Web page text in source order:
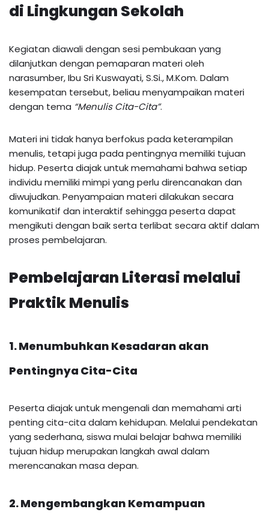
di Lingkungan Sekolah
Kegiatan diawali dengan sesi pembukaan yang
dilanjutkan dengan pemaparan materi oleh
narasumber, Ibu Sri Kuswayati, S.Si., M.Kom. Dalam
kesempatan tersebut, beliau menyampaikan materi
dengan tema “Menulis Cita-Cita”.
Materi ini tidak hanya berfokus pada keterampilan
menulis, tetapi juga pada pentingnya memiliki tujuan
hidup. Peserta diajak untuk memahami bahwa setiap
individu memiliki mimpi yang perlu direncanakan dan
diwujudkan. Penyampaian materi dilakukan secara
komunikatif dan interaktif sehingga peserta dapat
mengikuti dengan baik serta terlibat secara aktif dalam
proses pembelajaran.
Pembelajaran Literasi melalui
Praktik Menulis
1. Menumbuhkan Kesadaran akan
Pentingnya Cita-Cita
Peserta diajak untuk mengenali dan memahami arti
penting cita-cita dalam kehidupan. Melalui pendekatan
yang sederhana, siswa mulai belajar bahwa memiliki
tujuan hidup merupakan langkah awal dalam
merencanakan masa depan.
2. Mengembangkan Kemampuan